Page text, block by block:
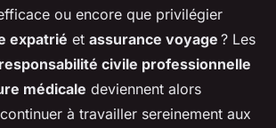
ou encore que privilégier
expatrié et assurance voyage ? Les
responsabilité civile professionnelle
médicale deviennent alors
à travailler sereinement aux